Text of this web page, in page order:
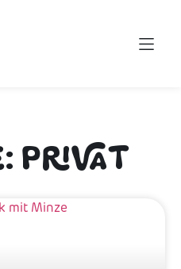
PRIVAT